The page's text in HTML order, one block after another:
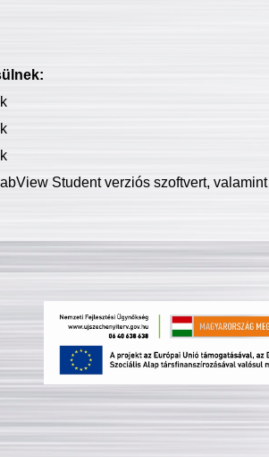
Student verziós szoftvert, valamint